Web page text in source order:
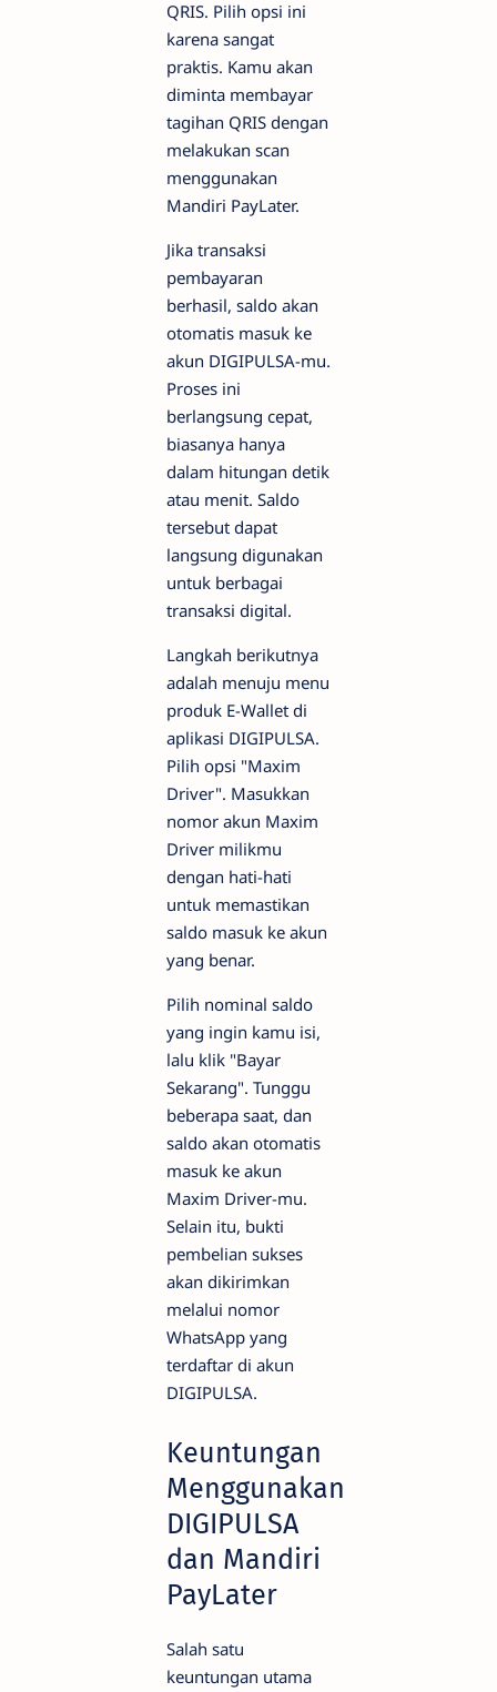
QRIS. Pilih opsi ini
karena sangat
praktis. Kamu akan
diminta membayar
tagihan QRIS dengan
melakukan scan
menggunakan
Mandiri PayLater.
Jika transaksi
pembayaran
berhasil, saldo akan
otomatis masuk ke
akun DIGIPULSA-mu.
Proses ini
berlangsung cepat,
biasanya hanya
dalam hitungan detik
atau menit. Saldo
tersebut dapat
langsung digunakan
untuk berbagai
transaksi digital.
Langkah berikutnya
adalah menuju menu
produk E-Wallet di
aplikasi DIGIPULSA.
Pilih opsi "Maxim
Driver". Masukkan
nomor akun Maxim
Driver milikmu
dengan hati-hati
untuk memastikan
saldo masuk ke akun
yang benar.
Pilih nominal saldo
yang ingin kamu isi,
lalu klik "Bayar
Sekarang". Tunggu
beberapa saat, dan
saldo akan otomatis
masuk ke akun
Maxim Driver-mu.
Selain itu, bukti
pembelian sukses
akan dikirimkan
melalui nomor
WhatsApp yang
terdaftar di akun
DIGIPULSA.
Keuntungan
Menggunakan
DIGIPULSA
dan Mandiri
PayLater
Salah satu
keuntungan utama